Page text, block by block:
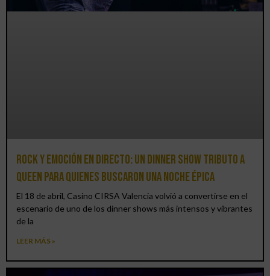
Rock y emoción en directo: un Dinner Show Tributo a
Queen para quienes buscaron una noche épica
El 18 de abril, Casino CIRSA Valencia volvió a convertirse en el
escenario de uno de los dinner shows más intensos y vibrantes
de la
LEER MÁS »